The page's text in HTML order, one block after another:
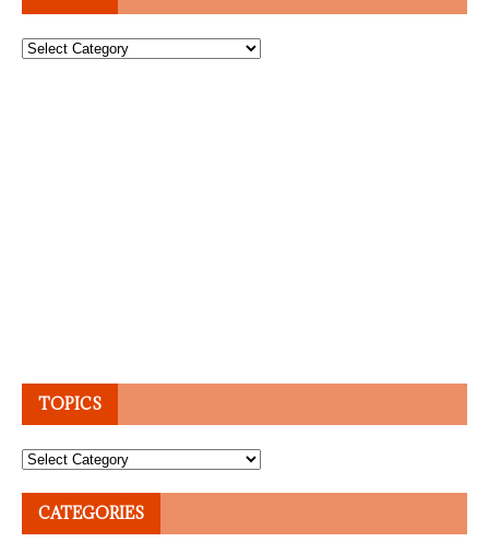
Topics
TOPICS
Topics
CATEGORIES